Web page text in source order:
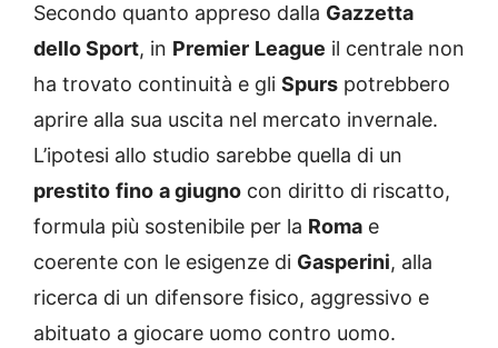
Secondo quanto appreso dalla Gazzetta
dello Sport, in Premier League il centrale non
ha trovato continuità e gli Spurs potrebbero
aprire alla sua uscita nel mercato invernale.
L’ipotesi allo studio sarebbe quella di un
prestito fino a giugno con diritto di riscatto,
formula più sostenibile per la Roma e
coerente con le esigenze di Gasperini, alla
ricerca di un difensore fisico, aggressivo e
abituato a giocare uomo contro uomo.